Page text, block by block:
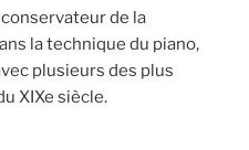
de la
la technique du piano,
plusieurs des plus
XIXe siècle.